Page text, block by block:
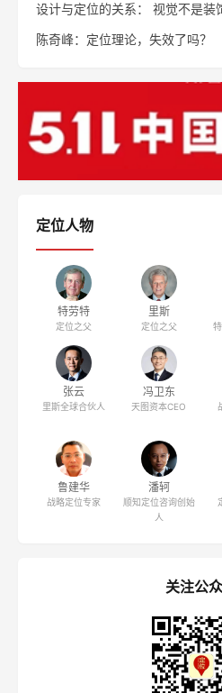
设计与定位的关系： 视觉不是装
陈奇峰：定位理论，失效了吗？
定位人物
特劳特
定位之父
里斯
定位之父
张云
里斯全球合伙人
冯卫东
天图资本CEO
鲁建华
战略定位专家
潘轲
顺知定位咨询创始
人
关注公